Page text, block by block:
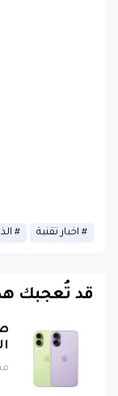
اخبار تقنية
قد تُعجبك